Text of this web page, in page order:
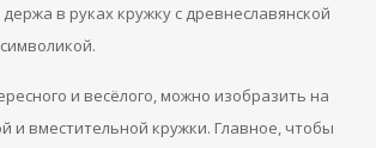
в руках кружку с древнеславянской
и весёлого, можно изобразить на
и вместительной кружки. Главное, чтобы